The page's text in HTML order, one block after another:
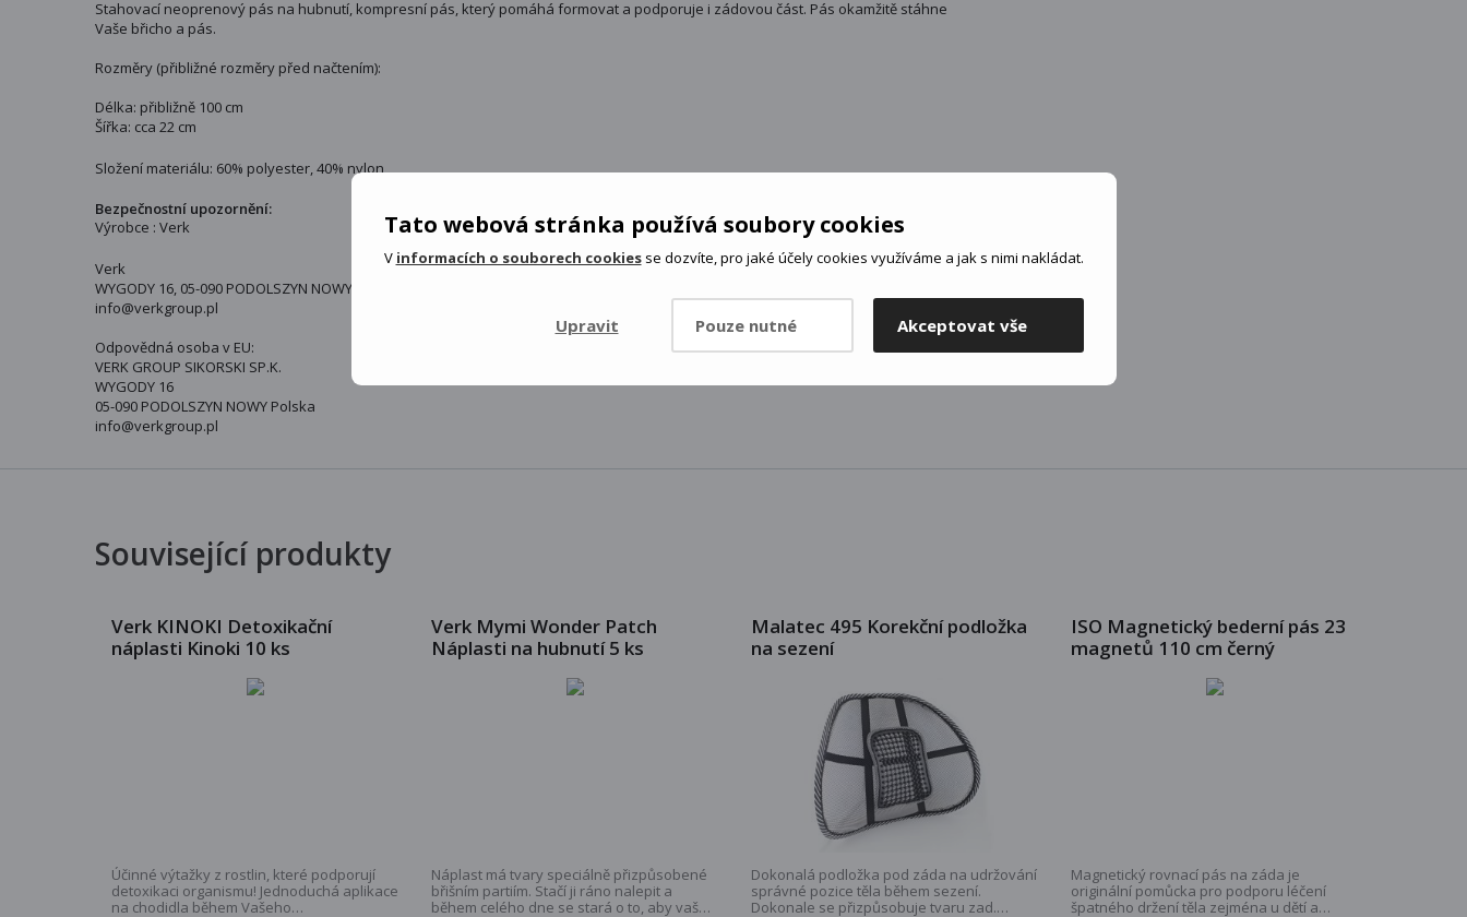
Tato webová stránka používá soubory cookies
V informacích o souborech cookiesse dozvíte, pro jaké účely cookies využíváme a jak s nimi nakládat.
Upravit Pouze nutné Akceptovat vše
Stahovací neoprenový pás na hubnutí, kompresní pás, který pomáhá formovat a podporuje i zádovou část. Pás okamžitě stáhne
Vaše břicho a pás.
Rozměry (přibližné rozměry před načtením):
Délka: přibližně 100 cm
Šířka: cca 22 cm
Složení materiálu: 60% polyester, 40% nylon
Bezpečnostní upozornění:
Výrobce : Verk
Verk
WYGODY 16, 05-090 PODOLSZYN NOWY, POLSKA
info@verkgroup.pl
Odpovědná osoba v EU:
VERK GROUP SIKORSKI SP.K.
WYGODY 16
05-090 PODOLSZYN NOWY Polska
info@verkgroup.pl
Související produkty
Verk KINOKI Detoxikační
náplasti Kinoki 10 ks
Účinné výtažky z rostlin, které podporují
detoxikaci organismu! Jednoduchá aplikace
na chodidla během Vašeho
Verk Mymi Wonder Patch
Náplasti na hubnutí 5 ks
Náplast má tvary speciálně přizpůsobené
břišním partiím. Stačí ji ráno nalepit a
během celého dne se stará o to, aby vaše
Malatec 495 Korekční podložka
na sezení
Dokonalá podložka pod záda na udržování
správné pozice těla během sezení.
Dokonale se přizpůsobuje tvaru zad.
ISO Magnetický bederní pás 23
magnetů 110 cm černý
Magnetický rovnací pás na záda je
originální pomůcka pro podporu léčení
špatného držení těla zejména u dětí a